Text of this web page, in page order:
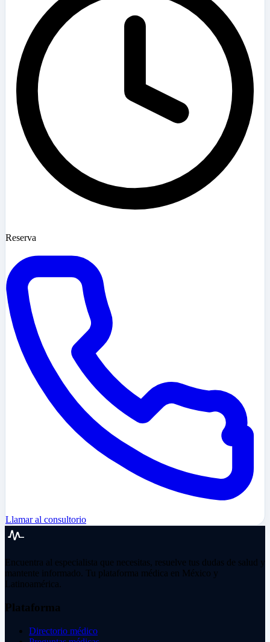
Reserva
Llamar al consultorio
Encuentra al especialista que necesitas, resuelve tus dudas de salud y
mantente informado. Tu plataforma médica en México y
Latinoamérica.
Plataforma
Directorio médico